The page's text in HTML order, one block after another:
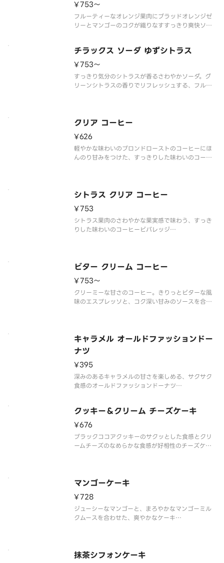
¥753〜
フルーティーなオレンジ果肉にブラッドオレンジゼ
リーとマンゴーのコクが織りなすすっきり爽快ソー
ソーダのビバレッジ。フルーティーで爽やかなオレ
ンジ果肉とマンゴー果汁を合わ
チラックス ソーダ ゆずシトラス
¥753〜
すっきり気分のシトラスが香るさわやかソーダ。グ
リーンシトラスの香りでリフレッシュする、フルー
ーシロップを合わせたビバレッジ
クリア コーヒー
¥626
軽やかな味わいのブロンドローストのコーヒーにほ
んのり甘みをつけた、すっきりした味わいのコーヒ
※食物アレルギーについてご懸念をお持ちのお客様
シトラス クリア コーヒー
¥753
シトラス果肉のさわやかな果実感で味わう、すっき
りした味わいのコーヒービバレッジ
は、デリバリーの利用はお控えいただき、店頭でバ
ビター クリーム コーヒー
¥753〜
クリーミーな甘さのコーヒー。きりっとビターな風
味のエスプレッソと、コク深い甘みのソースを合わ
※食物アレルギーについてご懸念をお持ちのお客様
は、
キャラメル オールドファッションドー
ナツ
¥395
深みのあるキャラメルの甘さを楽しめる、サクサク
食感のオールドファッションドーナツ
※食物アレルギーについてご懸念をお持ちのお客様
は、デリバリーの利用はお控えいただき、店頭で
クッキー＆クリーム チーズケーキ
¥676
ブラックココアクッキーのサクッとした食感とクリ
ームチーズのなめらかな食感が好相性のチーズケー
※食物アレルギーについてご懸念をお持ちのお客様
マンゴーケーキ
¥728
ジューシーなマンゴーと、まろやかなマンゴーミル
クムースを合わせた、爽やかなケーキ
は、デリバリーの利用はお控えいただき、店頭で
抹茶シフォンケーキ